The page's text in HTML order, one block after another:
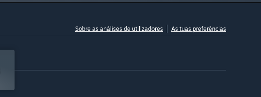
Sobre as análises de utilizadores As tuas preferências